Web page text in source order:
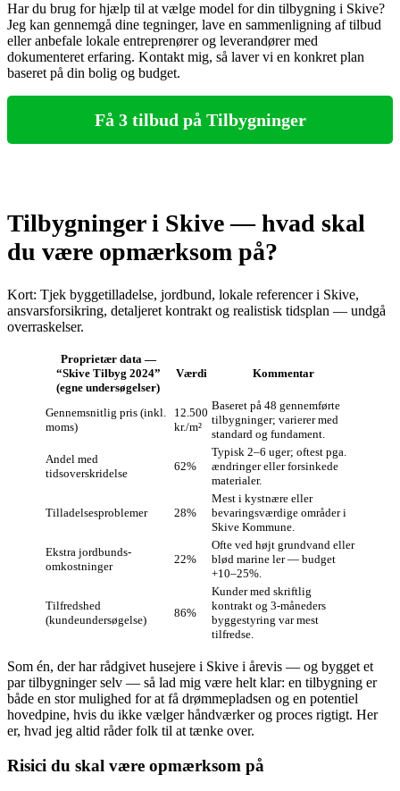
Har du brug for hjælp til at vælge model for din tilbygning i Skive?
Jeg kan gennemgå dine tegninger, lave en sammenligning af tilbud
eller anbefale lokale entreprenører og leverandører med
dokumenteret erfaring. Kontakt mig, så laver vi en konkret plan
baseret på din bolig og budget.
Få 3 tilbud på Tilbygninger
Tilbygninger i Skive — hvad skal
du være opmærksom på?
Kort: Tjek byggetilladelse, jordbund, lokale referencer i Skive,
ansvarsforsikring, detaljeret kontrakt og realistisk tidsplan — undgå
overraskelser.
Proprietær data —
“Skive Tilbyg 2024”
(egne undersøgelser)
Værdi Kommentar
Gennemsnitlig pris (inkl.
moms)
12.500
kr./m²
Baseret på 48 gennemførte
tilbygninger; varierer med
standard og fundament.
Andel med
tidsoverskridelse
62%
Typisk 2–6 uger; oftest pga.
ændringer eller forsinkede
materialer.
Tilladelsesproblemer 28%
Mest i kystnære eller
bevaringsværdige områder i
Skive Kommune.
Ekstra jordbunds-
omkostninger
22%
Ofte ved højt grundvand eller
blød marine ler — budget
+10–25%.
Tilfredshed
(kundeundersøgelse)
86%
Kunder med skriftlig
kontrakt og 3-måneders
byggestyring var mest
tilfredse.
Som én, der har rådgivet husejere i Skive i årevis — og bygget et
par tilbygninger selv — så lad mig være helt klar: en tilbygning er
både en stor mulighed for at få drømmepladsen og en potentiel
hovedpine, hvis du ikke vælger håndværker og proces rigtigt. Her
er, hvad jeg altid råder folk til at tænke over.
Risici du skal være opmærksom på